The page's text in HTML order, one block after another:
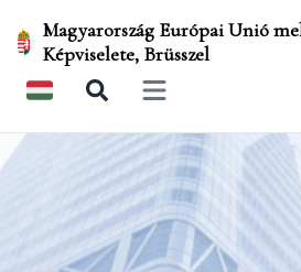
Magyarország Európai Unió
Képviselete, Brüsszel
Open main menu